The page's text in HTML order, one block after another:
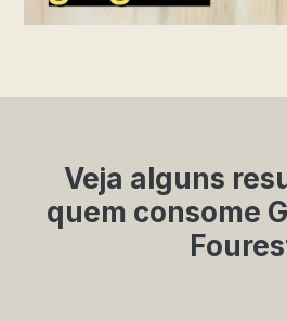
Veja alguns
quem consome